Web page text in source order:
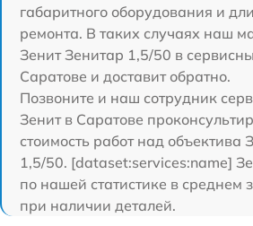
габаритного оборудования и
ремонта. В таких случаях наш
Зенит Зенитар 1,5/50 в
Саратове и доставит обратно.
Позвоните и наш сотрудник
Зенит в Саратове
стоимость работ над объектива
1,5/50. [dataset:services:name]
по нашей статистике в среднем
при наличии деталей.